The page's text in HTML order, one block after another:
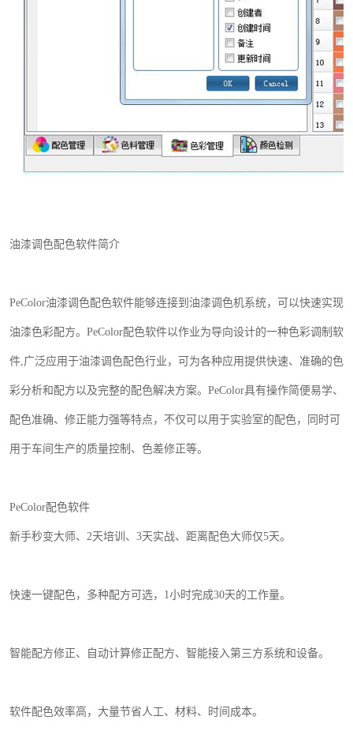
油漆调色配色软件简介
PeColor油漆调色配色软件能够连接到油漆调色机系统，可以快速实现
油漆色彩配方。 PeColor配色软件以作业为导向设计的一种色彩调制软
件,广泛应用于油漆调色配色行业，可为各种应用提供快速、准确的色
彩分析和配方以及完整的配色解决方案。 PeColor具有操作简便易学、
配色准确、修正能力强等特点，不仅可以用于实验室的配色，同时可
用于车间生产的质量控制、色差修正等。
PeColor配色软件
新手秒变大师、 2天培训、 3天实战、距离配色大师仅5天。
快速一键配色，多种配方可选， 1小时完成30天的工作量。
智能配方修正、自动计算修正配方、智能接入第三方系统和设备。
软件配色效率高，大量节省人工、材料、时间成本。